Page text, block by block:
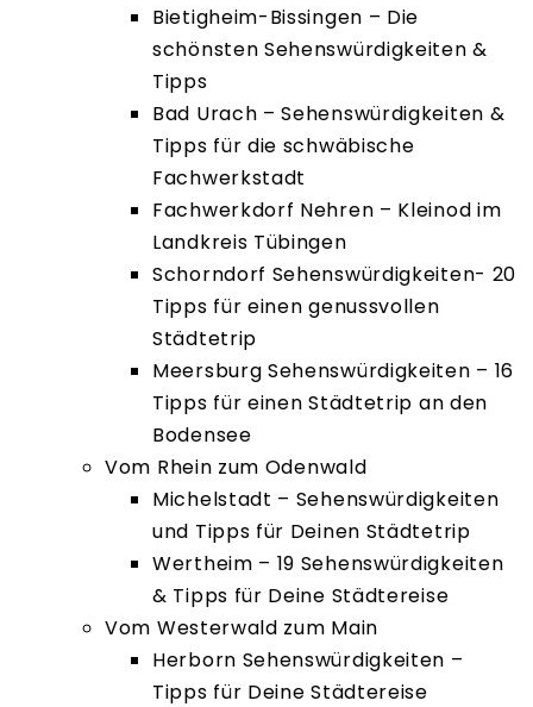
Bietigheim-Bissingen – Die
schönsten Sehenswürdigkeiten &
Tipps
Bad Urach – Sehenswürdigkeiten &
Tipps für die schwäbische
Fachwerkstadt
Fachwerkdorf Nehren – Kleinod im
Landkreis Tübingen
Schorndorf Sehenswürdigkeiten- 20
Tipps für einen genussvollen
Städtetrip
Meersburg Sehenswürdigkeiten – 16
Tipps für einen Städtetrip an den
Bodensee
Vom Rhein zum Odenwald
Michelstadt – Sehenswürdigkeiten
und Tipps für Deinen Städtetrip
Wertheim – 19 Sehenswürdigkeiten
& Tipps für Deine Städtereise
Vom Westerwald zum Main
Herborn Sehenswürdigkeiten –
Tipps für Deine Städtereise